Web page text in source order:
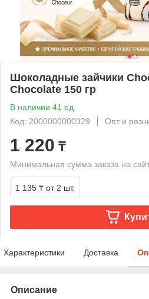
Шоколадные зайчики
Chocolate 150 гр
В наличии 41 ед.
Код: 2000000000329
Опт и
1 220 ₸
Минимальная сумма заказа на
1 135 ₸ от 2 шт.
Характеристики Доставка
Описание